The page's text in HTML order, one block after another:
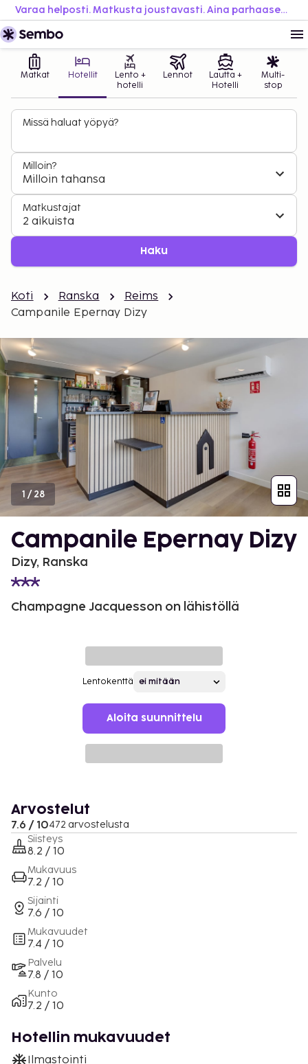
Varaa helposti. Matkusta joustavasti. Aina parhaaseen hintaan.
Matkat Hotellit
Lento +
hotelli
Lennot
Lautta +
Hotelli
Multi-
stop
Missä haluat yöpyä?
Milloin?
Milloin tahansa
Matkustajat
2 aikuista
Haku
Koti Ranska
Reims
Campanile Epernay Dizy
1 /28
Campanile Epernay Dizy
Dizy, Ranska
Champagne Jacquesson on lähistöllä
Lentokenttä
Aloita suunnittelu
Arvostelut
7.6 / 10472 arvostelusta
Siisteys
8.2 / 10
Mukavuus
7.2 / 10
Sijainti
7.6 / 10
Mukavuudet
7.4 / 10
Palvelu
7.8 / 10
Kunto
7.2 / 10
Hotellin mukavuudet
Ilmastointi